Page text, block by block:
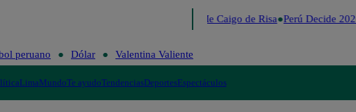
Me Caigo de Risa Perú Decide 2026
peruano Dólar Valentina Valiente
LimaMundoTe ayudoTendenciasDeportesEspectáculos